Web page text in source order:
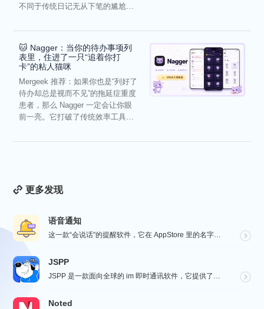
不同于传统日记无从下笔的尴尬，
🐱 Nagger：当你的待办事项列
表里，住进了一只“追着你打
卡”的粘人猫咪
Mergeek 推荐：如果你也是“列好了
待办却总是视而不见”的拖延症重度
患者，那么 Nagger 一定会让你眼
前一亮。它打破了传统效率工具冰
更多发现
语音通知
这一款“会说话”的提醒软件，它在 AppStore 里的名字很直白，就叫做“语音通知”！因为它的核心...
JSPP
JSPP 是一款面向全球的 im 即时通讯软件，它提供了安全、稳定、高效的通讯服务，免费音视频通话，...
Noted